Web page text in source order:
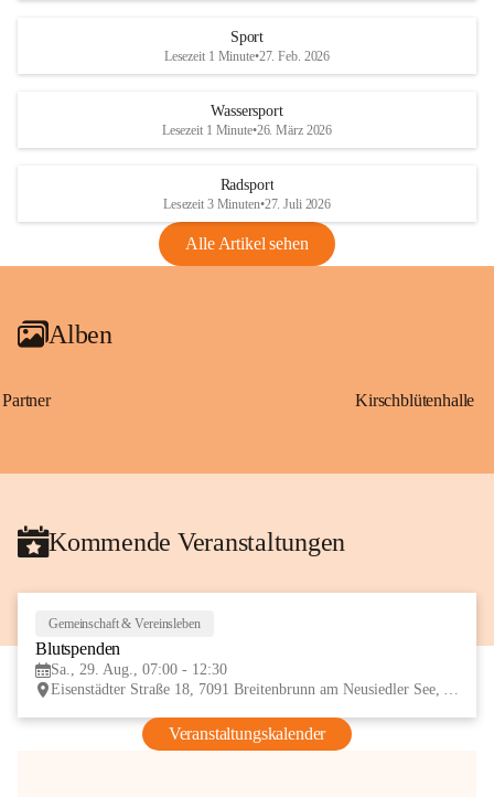
Rebe und der Amerikanischen
Anhang VBl. EU Nr. 18
1 Seite•1,4 MB
VBl. EU Nr. 18_2026
Sport
Lesezeit 1 Minute•27. Feb. 2026
Wassersport
Lesezeit 1 Minute•26. März 2026
Radsport
Lesezeit 3 Minuten•27. Juli 2026
Alle Artikel sehen
Alben
Partner Kirschblütenhalle
Kommende Veranstaltungen
Gemeinschaft & Vereinsleben
Blutspenden
Sa., 29. Aug., 07:00 - 12:30
Eisenstädter Straße 18, 7091 Breitenbrunn am Neusiedler See, AUT
Veranstaltungskalender